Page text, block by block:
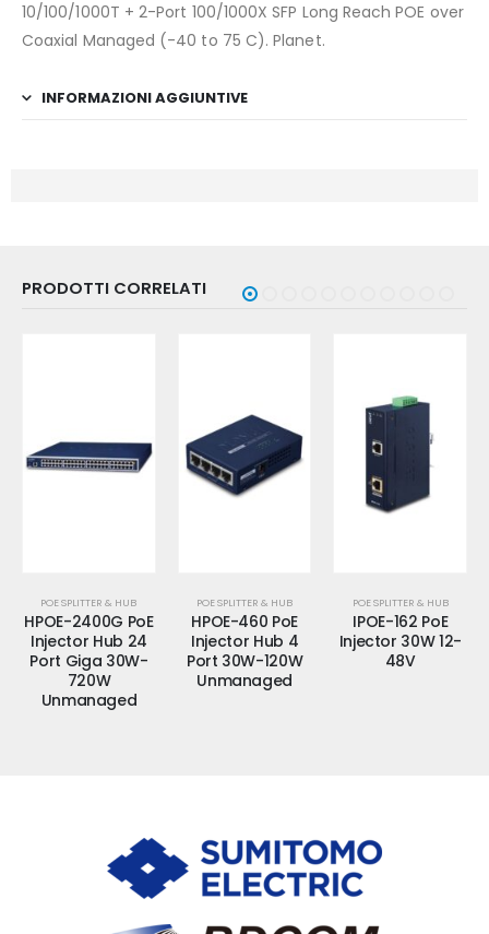
10/100/1000T + 2-Port 100/1000X SFP Long Reach POE over
Coaxial Managed (-40 to 75 C). Planet.
INFORMAZIONI AGGIUNTIVE
PRODOTTI CORRELATI
POE SPLITTER & HUB
HPOE-2400G PoE
Injector Hub 24
Port Giga 30W-
720W
Unmanaged
POE SPLITTER & HUB
HPOE-460 PoE
Injector Hub 4
Port 30W-120W
Unmanaged
POE SPLITTER & HUB
IPOE-162 PoE
Injector 30W 12-
48V